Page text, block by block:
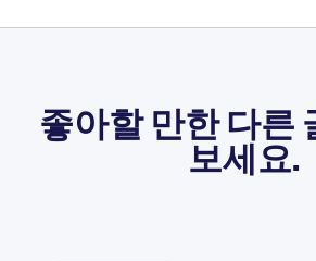
좋아할 만한 다른
보세요.